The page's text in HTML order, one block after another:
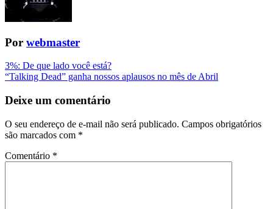
Por webmaster
Navegação
da
Postagem
3%: De que lado você está?
“Talking Dead” ganha nossos aplausos no mês de Abril
Deixe um comentário
O seu endereço de e-mail não será publicado. Campos obrigatórios
são marcados com *
Comentário *